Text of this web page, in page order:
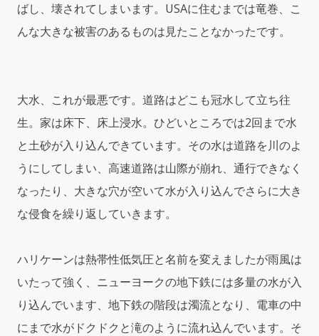
ばし、壊されてしまいます。USAに住むまでは竜巻、こ
んな大きな被害のあるものは見たことなかったです。
大水、これが最悪です。道路はどこも冠水して立ち往
生。家は床下、床上浸水。ひどいところでは2回まで水
と土砂が入り込んできています。その水は道路を川のよ
うにしてしまい、高速道路は山際が崩れ、通行できなく
なったり、大きな穴が空いて水が入り込んでさらに大き
な侵食を繰り返していきます。
ハリケーンは熱帯性低気圧と名前を変えましたが雨風は
いたって強く、ニューヨークの地下鉄には多量の水が入
り込んでいます、地下鉄の階段は濁流となり、電車の中
にまで水がドクドクと滝のように流れ込んでいます。そ